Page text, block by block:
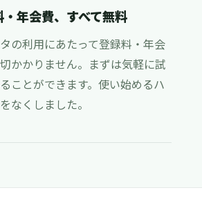
・年会費、すべて無料
の利用にあたって登録料・年会
かかりません。まずは気軽に試
ことができます。使い始めるハ
なくしました。